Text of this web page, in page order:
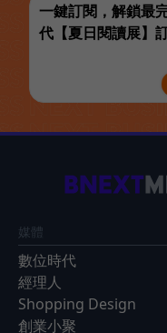
一鍵訂閱，解鎖最
代【夏日閱讀展】
媒體
數位時代
經理人
Shopping Design
創業小聚